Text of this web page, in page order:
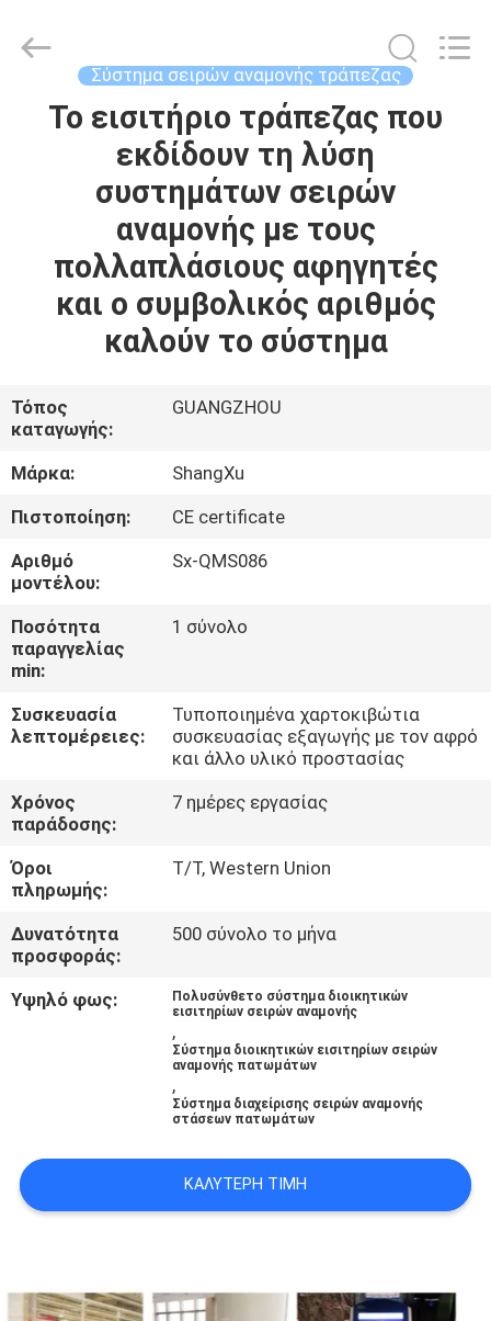
ΣΠΊΤΙ
ΠΡΟΪΌΝΤΑ
ΠΕΡΊΠΟΥ
ΕΜΕΊΣ
ΕΡΓΟΣΤΑΣΊΩΝ
ΠΟΙΟΤΙΚΌΣ
ΈΛΕΓΧΟΣ
ΜΑΣ
ΕΛΆΤΕ
ΣΕ
ΜΕ
ΕΙΔΉΣΕΙΣ
ΖΗΤΉΣΤΕ
ΈΝΑ
ΑΠΌΣΠΑΣΜΑ
SITEMAP
Co.,Ltd.
Σύστημα σειρών αναμονής τράπεζας
Το εισιτήριο τράπεζας που
εκδίδουν τη λύση
συστημάτων σειρών
αναμονής με τους
πολλαπλάσιους αφηγητές
και ο συμβολικός αριθμός
καλούν το σύστημα
Τόπος
καταγωγής:
GUANGZHOU
Μάρκα:
ShangXu
Πιστοποίηση:
CE certificate
Αριθμό
μοντέλου:
Sx-QMS086
Ποσότητα
παραγγελίας
min:
1 σύνολο
Συσκευασία
λεπτομέρειες:
Τυποποιημένα χαρτοκιβώτια
συσκευασίας εξαγωγής με τον αφρό
και άλλο υλικό προστασίας
Χρόνος
παράδοσης:
7 ημέρες εργασίας
Όροι
πληρωμής:
T/T, Western Union
Δυνατότητα
προσφοράς:
500 σύνολο το μήνα
Υψηλό φως:
Πολυσύνθετο σύστημα διοικητικών
εισιτηρίων σειρών αναμονής
,
Σύστημα διοικητικών εισιτηρίων σειρών
αναμονής πατωμάτων
,
Σύστημα διαχείρισης σειρών αναμονής
στάσεων πατωμάτων
ΚΑΛΎΤΕΡΗ ΤΙΜΉ